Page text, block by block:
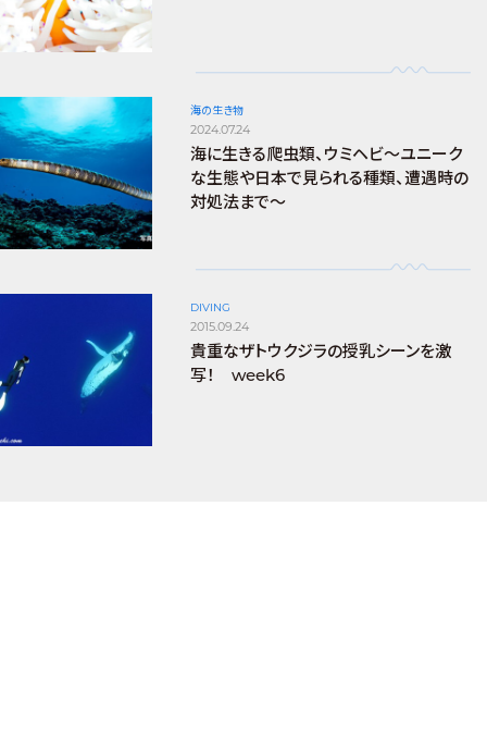
海の生き物
2024.07.24
海に生きる爬虫類、ウミヘビ～ユニーク
な生態や日本で見られる種類、遭遇時の
対処法まで～
DIVING
2015.09.24
貴重なザトウクジラの授乳シーンを激
写！ week6